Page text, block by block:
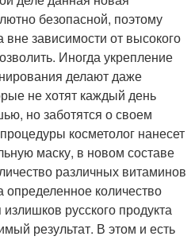
безопасной, поэтому
зависимости от высокого
Иногда укрепление
делают даже
не хотят каждый день
но заботятся о своем
косметолог нанесет
маску, в новом составе
различных витаминов
определенное количество
русского продукта
результат. В этом и есть